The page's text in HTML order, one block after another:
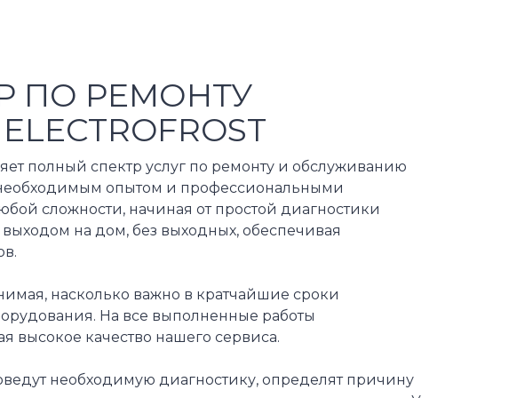
ПО РЕМОНТУ
полный спектр услуг по ремонту и обслуживанию
опытом и профессиональными
сложности, начиная от простой диагностики
на дом, без выходных, обеспечивая
насколько важно в кратчайшие сроки
На все выполненные работы
высокое качество нашего сервиса.
необходимую диагностику, определят причину